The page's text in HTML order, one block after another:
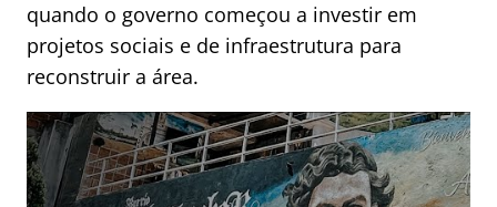
quando o governo começou a investir em
projetos sociais e de infraestrutura para
reconstruir a área.